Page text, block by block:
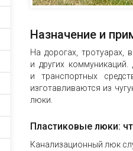
Назначение и
На дорогах, тротуарах,
и других
и транспортных
изготавливаются из
люки.
Пластиковые люки:
Канализационный люк